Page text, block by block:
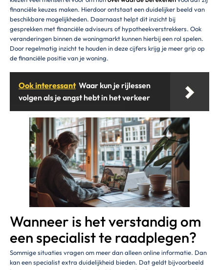
financiële keuzes maken. Hierdoor ontstaat een duidelijker beeld van
beschikbare mogelijkheden. Daarnaast helpt dit inzicht bij
gesprekken met financiële adviseurs of hypotheekverstrekkers. Ook
veranderingen binnen de woningmarkt kunnen hierbij een rol spelen.
Door regelmatig inzicht te houden in deze cijfers krijg je meer grip op
de financiële positie van je woning.
Ook interessant Waar kun je rijlessen
volgen als je angst hebt in het verkeer
Wanneer is het verstandig om
een specialist te raadplegen?
Sommige situaties vragen om meer dan alleen online informatie. Dan
kan een specialist extra duidelijkheid bieden. Dat geldt bijvoorbeeld